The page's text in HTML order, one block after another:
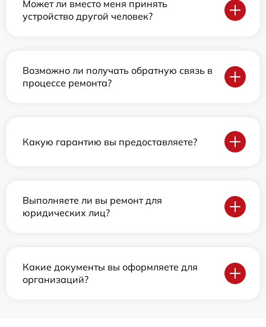
Может ли вместо меня принять
устройство другой человек?
Возможно ли получать обратную связь в
процессе ремонта?
Какую гарантию вы предоставляете?
Выполняете ли вы ремонт для
юридических лиц?
Какие документы вы оформляете для
организаций?